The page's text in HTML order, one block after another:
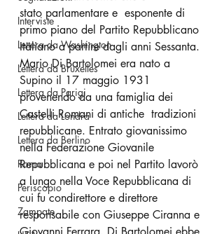
Interviste
Lettera da Washington
Lettera da Bruxelles
Lettera da Parigi
Lettera da Londra
Lettera da Berlino
Roma
Periscopio
Zampate
stato parlamentare e  esponente di
primo piano del Partito Repubblicano
Italiano a partire dagli anni Sessanta.
Mario Di Bartolomei era nato a
Supino il 17 maggio 1931
provenendo da una famiglia dei
Castelli Romani di antiche  tradizioni
repubblicane. Entrato giovanissimo
nella Federazione Giovanile
Repubblicana e poi nel Partito lavorò
a lungo nella Voce Repubblicana di
cui fu condirettore e direttore
responsabile con Giuseppe Ciranna e